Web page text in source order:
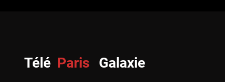
Télé Paris Galaxie